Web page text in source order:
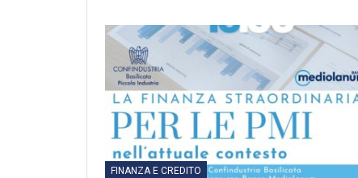
FINANZA E CREDITO